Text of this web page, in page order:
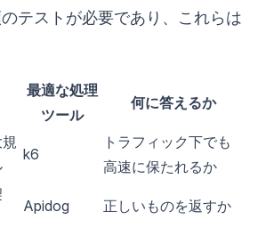
テストが必要であり、これらは
最適な処理
ツール
何に答えるか
k6
トラフィック下でも
高速に保たれるか
Apidog 正しいものを返すか